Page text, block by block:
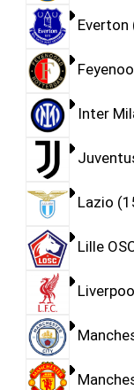
Everton
Inter
Lazio
Lille